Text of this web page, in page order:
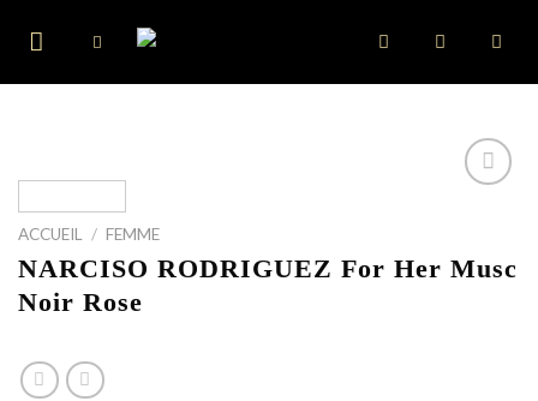
ACCUEIL / FEMME
NARCISO RODRIGUEZ For Her Musc
Noir Rose